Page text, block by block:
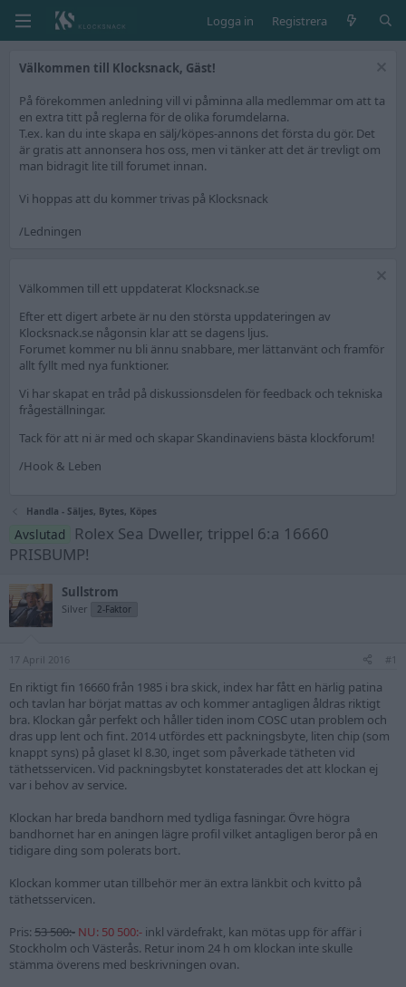
Logga in Registrera
Välkommen till Klocksnack, Gäst!
På förekommen anledning vill vi påminna alla medlemmar om att ta
en extra titt på reglerna för de olika forumdelarna.
T.ex. kan du inte skapa en sälj/köpes-annons det första du gör. Det
är gratis att annonsera hos oss, men vi tänker att det är trevligt om
man bidragit lite till forumet innan.
Vi hoppas att du kommer trivas på Klocksnack
/Ledningen
Välkommen till ett uppdaterat Klocksnack.se
Efter ett digert arbete är nu den största uppdateringen av
Klocksnack.se någonsin klar att se dagens ljus.
Forumet kommer nu bli ännu snabbare, mer lättanvänt och framför
allt fyllt med nya funktioner.
Vi har skapat en tråd på diskussionsdelen för feedback och tekniska
frågeställningar.
Tack för att ni är med och skapar Skandinaviens bästa klockforum!
/Hook & Leben
Handla - Säljes, Bytes, Köpes
Avslutad
Rolex Sea Dweller, trippel 6:a 16660
PRISBUMP!
Sullstrom
Silver 2-Faktor
17 April 2016 #1
En riktigt fin 16660 från 1985 i bra skick, index har fått en härlig patina
och tavlan har börjat mattas av och kommer antagligen åldras riktigt
bra. Klockan går perfekt och håller tiden inom COSC utan problem och
dras upp lent och fint. 2014 utfördes ett packningsbyte, liten chip (som
knappt syns) på glaset kl 8.30, inget som påverkade tätheten vid
täthetsservicen. Vid packningsbytet konstaterades det att klockan ej
var i behov av service.
Klockan har breda bandhorn med tydliga fasningar. Övre högra
bandhornet har en aningen lägre profil vilket antagligen beror på en
tidigare ding som polerats bort.
Klockan kommer utan tillbehör mer än extra länkbit och kvitto på
täthetsservicen.
Pris: 53 500:- NU: 50 500:- inkl värdefrakt, kan mötas upp för affär i
Stockholm och Västerås. Retur inom 24 h om klockan inte skulle
stämma överens med beskrivningen ovan.